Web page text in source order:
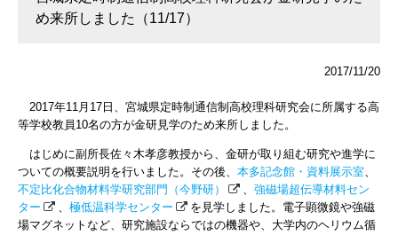
め来所しました（11/17）
2017/11/20
2017年11月17日、宮城県定時制通信制高校理科研究会に所属する高
等学校教員10名の方が金研見学のため来所しました。
はじめに副所長佐々木孝彦教授から、金研が取り組む研究や進学に
ついての概要説明を行いました。その後、 本多記念館・資料展示室、
不定比化合物材料学研究部門（今野研）
、 強磁場超伝導材料セン
ター
、 極低温科学センター
を見学しました。電子顕微鏡や強磁
場マグネットなど、研究施設ならではの機器や、大学内のヘリウム循